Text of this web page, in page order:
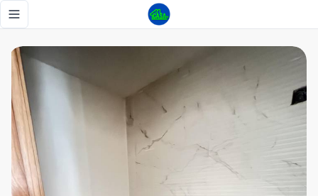
Toggle navigation menu
Apartamento Nuevo a Estrenar en Naco torre familiar - Tu